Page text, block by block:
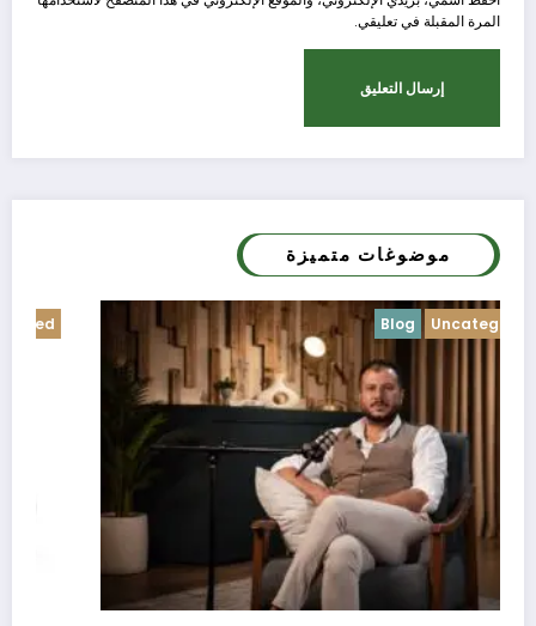
المرة المقبلة في تعليقي.
موضوغات متميزة
Blog Uncategorized